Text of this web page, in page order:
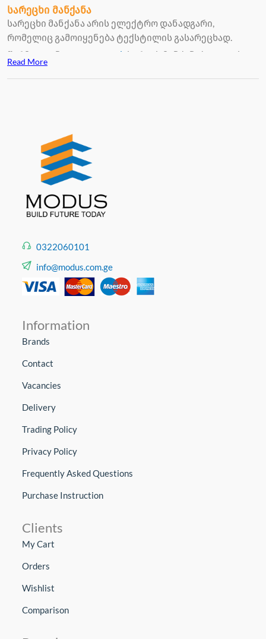
სარეცხი მანქანა
სარეცხი მანქანა არის ელექტრო დანადგარი,
რომელიც გამოიყენება ტექსტილის გასარეცხად.
წარმოდგენილია
VIEVO-ს სარეცხ მანქანები, თავისი
მახასიათებლების და ვიზუალის გამო ბაზარზე კარგად
ასპარეზობს, წარმოდგენილია სხვადასხვა ტევადობის
Read More
0322060101
info@modus.com.ge
Information
Brands
Contact
Vacancies
Delivery
Trading Policy
Privacy Policy
Frequently Asked Questions
Purchase Instruction
Clients
My Cart
Orders
Wishlist
Comparison